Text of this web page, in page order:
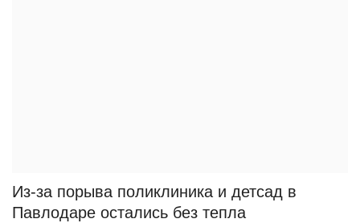
Из-за порыва поликлиника и детсад в
Павлодаре остались без тепла